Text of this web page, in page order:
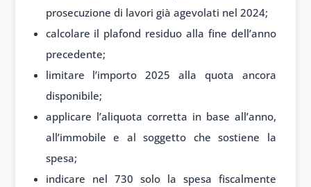
prosecuzione di lavori già agevolati nel 2024;
calcolare il plafond residuo alla fine dell’anno
precedente;
limitare l’importo 2025 alla quota ancora
disponibile;
applicare l’aliquota corretta in base all’anno,
all’immobile e al soggetto che sostiene la
spesa;
indicare nel 730 solo la spesa fiscalmente